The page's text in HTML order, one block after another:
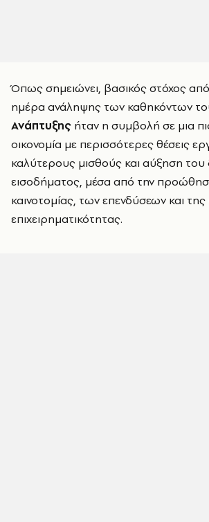
Όπως σημειώνει, βασικός στόχος
ημέρα ανάληψης των καθηκόντων
Ανάπτυξης ήταν η συμβολή σε μια
οικονομία με περισσότερες θέσεις
καλύτερους μισθούς και αύξηση του
εισοδήματος, μέσα από την
καινοτομίας, των επενδύσεων και της
επιχειρηματικότητας.